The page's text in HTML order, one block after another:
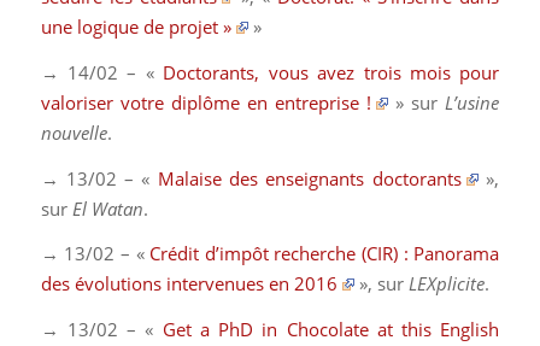
une logique de projet »
»
→ 14/02 – « Doctorants, vous avez trois mois pour
valoriser votre diplôme en entreprise !
» surL’usine
nouvelle.
→ 13/02 – « Malaise des enseignants doctorants
»,
sur El Watan.
→ 13/02 – « Crédit d’impôt recherche (CIR) : Panorama
des évolutions intervenues en 2016
», surLEXplicite.
→ 13/02 – « Get a PhD in Chocolate at this English